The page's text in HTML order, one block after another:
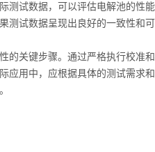
试数据，可以评估电解池的性能
试数据呈现出良好的一致性和
关键步骤。通过严格执行校准
应用中，应根据具体的测试需求